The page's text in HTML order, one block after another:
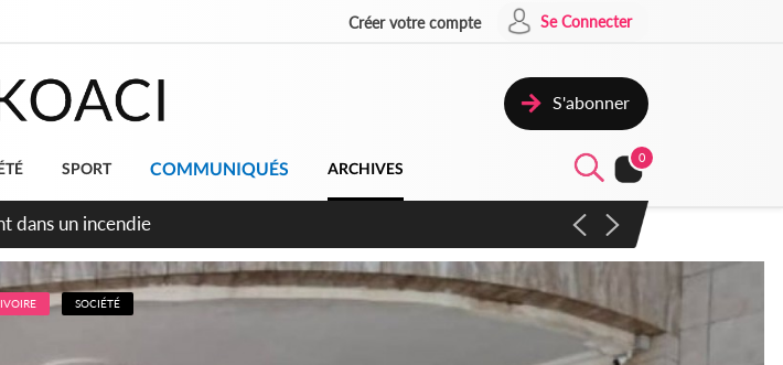
Créer votre compte Se Connecter
S'abonner
SPORT COMMUNIQUÉS ARCHIVES
0
transformée en vaste campagne contre les produits
SOCIÉTÉ